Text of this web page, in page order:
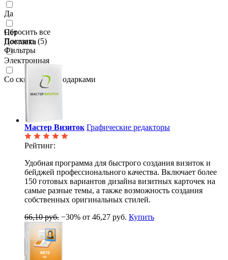
Да
Нет
Доставка
Электронная
Со скидками и подарками
Сбросить все
Показать (5)
Фильтры
Мастер Визиток Графические редакторы
Рейтинг:
Удобная программа для быстрого создания визиток и
бейджей профессионального качества. Включает более
150 готовых вариантов дизайна визитных карточек на
самые разные темы, а также возможность создания
собственных оригинальных стилей.
66,10 руб. −30% от 46,27 руб. Купить